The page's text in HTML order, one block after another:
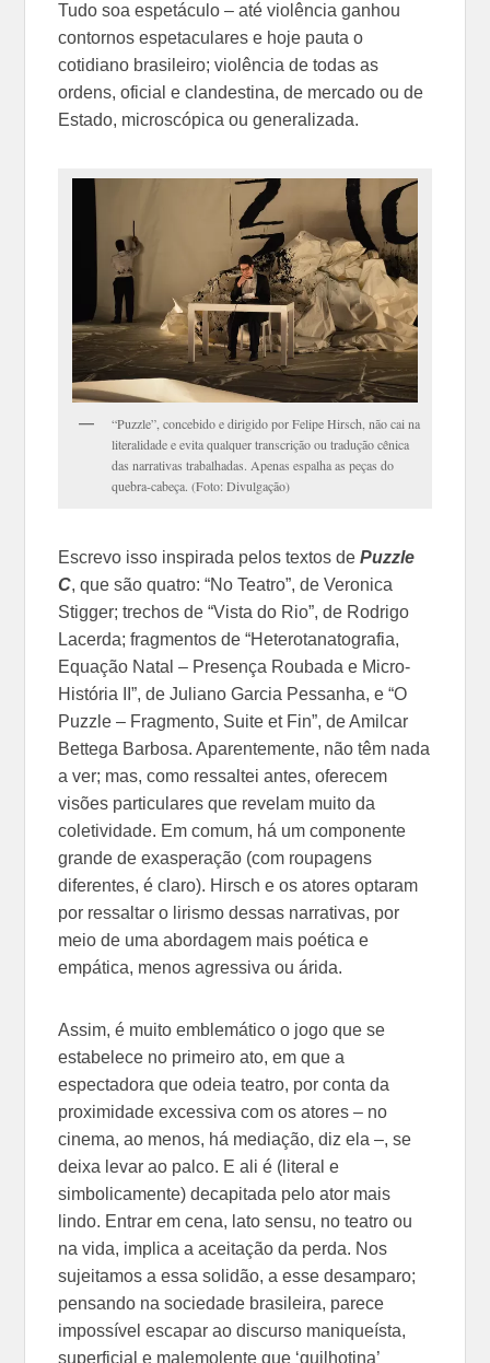
Tudo soa espetáculo – até violência ganhou
contornos espetaculares e hoje pauta o
cotidiano brasileiro; violência de todas as
ordens, oficial e clandestina, de mercado ou de
Estado, microscópica ou generalizada.
“Puzzle”, concebido e dirigido por Felipe Hirsch, não cai na
literalidade e evita qualquer transcrição ou tradução cênica
das narrativas trabalhadas. Apenas espalha as peças do
quebra-cabeça. (Foto: Divulgação)
Escrevo isso inspirada pelos textos dePuzzle
C, que são quatro: “No Teatro”, de Veronica
Stigger; trechos de “Vista do Rio”, de Rodrigo
Lacerda; fragmentos de “Heterotanatografia,
Equação Natal – Presença Roubada e Micro-
História II”, de Juliano Garcia Pessanha, e “O
Puzzle – Fragmento, Suite et Fin”, de Amilcar
Bettega Barbosa. Aparentemente, não têm nada
a ver; mas, como ressaltei antes, oferecem
visões particulares que revelam muito da
coletividade. Em comum, há um componente
grande de exasperação (com roupagens
diferentes, é claro). Hirsch e os atores optaram
por ressaltar o lirismo dessas narrativas, por
meio de uma abordagem mais poética e
empática, menos agressiva ou árida.
Assim, é muito emblemático o jogo que se
estabelece no primeiro ato, em que a
espectadora que odeia teatro, por conta da
proximidade excessiva com os atores – no
cinema, ao menos, há mediação, diz ela –, se
deixa levar ao palco. E ali é (literal e
simbolicamente) decapitada pelo ator mais
lindo. Entrar em cena, lato sensu, no teatro ou
na vida, implica a aceitação da perda. Nos
sujeitamos a essa solidão, a esse desamparo;
pensando na sociedade brasileira, parece
impossível escapar ao discurso maniqueísta,
superficial e malemolente que ‘guilhotina’